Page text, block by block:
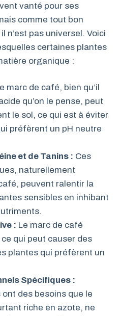
vanté pour ses
comme tout bon
n’est pas universel. Voici
certaines plantes
organique :
marc de café, bien qu’il
qu’on le pense, peut
le sol, ce qui est à éviter
préfèrent un pH neutre
et de Tanins : Ces
naturellement
peuvent ralentir la
sensibles en inhibant
: Le marc de café
qui peut causer des
plantes qui préfèrent un
Spécifiques :
des besoins que le
riche en azote, ne